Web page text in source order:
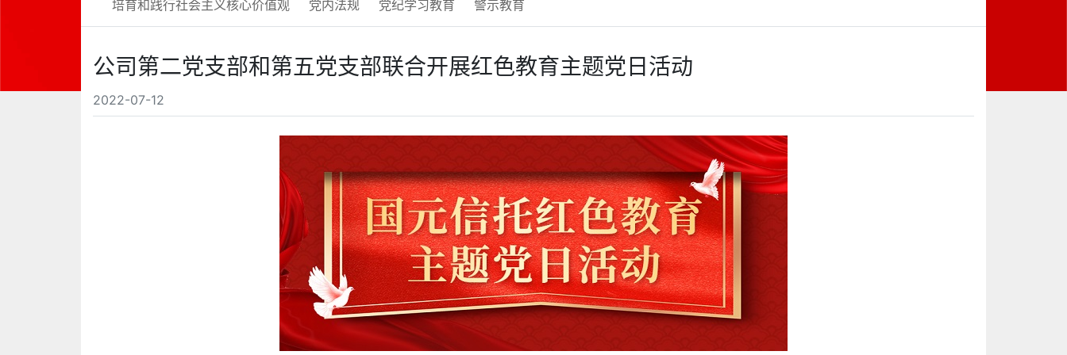
培育和践行社会主义核心价值观 党内法规 党纪学习教育 警示教育
公司第二党支部和第五党支部联合开展红色教育主题党日活动
2022-07-12